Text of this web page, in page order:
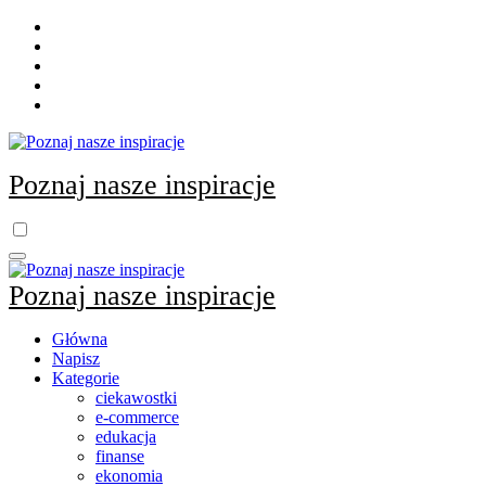
Skip
content
Poznaj nasze inspiracje
Poznaj nasze inspiracje
Główna
Napisz
Kategorie
ciekawostki
e-commerce
edukacja
finanse
ekonomia